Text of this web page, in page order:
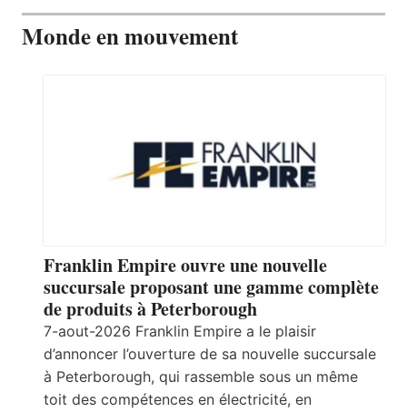
Monde en mouvement
Franklin Empire ouvre une nouvelle
succursale proposant une gamme complète
de produits à Peterborough
7-aout-2026 Franklin Empire a le plaisir
d’annoncer l’ouverture de sa nouvelle succursale
à Peterborough, qui rassemble sous un même
toit des compétences en électricité, en